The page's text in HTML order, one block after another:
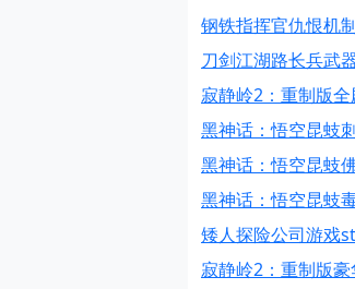
钢铁指挥官仇恨机
刀剑江湖路长兵武
寂静岭2：重制版
黑神话：悟空昆蚑
黑神话：悟空昆蚑
黑神话：悟空昆蚑
矮人探险公司游戏
寂静岭2：重制版